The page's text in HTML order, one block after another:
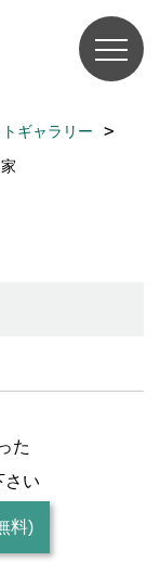
ギャラリー
た
さい
料)